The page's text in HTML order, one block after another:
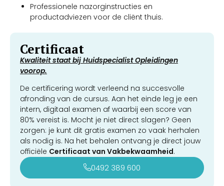
Professionele nazorginstructies en
productadviezen voor de cliënt thuis.
Certificaat
Kwaliteit staat bij Huidspecialist Opleidingen
voorop.
De certificering wordt verleend na succesvolle
afronding van de cursus. Aan het einde leg je een
intern, digitaal examen af waarbij een score van
80% vereist is. Mocht je niet direct slagen? Geen
zorgen: je kunt dit gratis examen zo vaak herhalen
als nodig is. Na het behalen ontvang je direct jouw
officiële Certificaat van Vakbekwaamheid.
0492 389 600